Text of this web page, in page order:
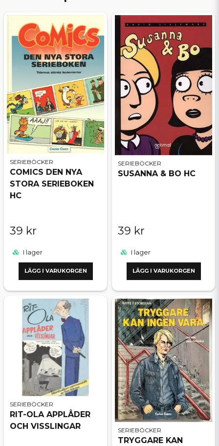
SERIEBÖCKER
COMICS DEN NYA
STORA SERIEBOKEN
HC
39 kr
I lager
LÄGG I VARUKORGEN
SERIEBÖCKER
SUSANNA & BO HC
39 kr
I lager
LÄGG I VARUKORGEN
SERIEBÖCKER
RIT-OLA APPLÅDER
OCH VISSLINGAR
SERIEBÖCKER
TRYGGARE KAN